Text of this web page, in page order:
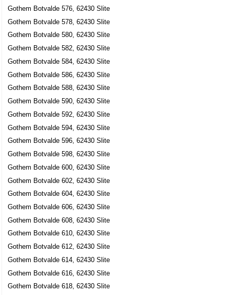
Gothem Botvalde 576, 62430 Slite
Gothem Botvalde 578, 62430 Slite
Gothem Botvalde 580, 62430 Slite
Gothem Botvalde 582, 62430 Slite
Gothem Botvalde 584, 62430 Slite
Gothem Botvalde 586, 62430 Slite
Gothem Botvalde 588, 62430 Slite
Gothem Botvalde 590, 62430 Slite
Gothem Botvalde 592, 62430 Slite
Gothem Botvalde 594, 62430 Slite
Gothem Botvalde 596, 62430 Slite
Gothem Botvalde 598, 62430 Slite
Gothem Botvalde 600, 62430 Slite
Gothem Botvalde 602, 62430 Slite
Gothem Botvalde 604, 62430 Slite
Gothem Botvalde 606, 62430 Slite
Gothem Botvalde 608, 62430 Slite
Gothem Botvalde 610, 62430 Slite
Gothem Botvalde 612, 62430 Slite
Gothem Botvalde 614, 62430 Slite
Gothem Botvalde 616, 62430 Slite
Gothem Botvalde 618, 62430 Slite